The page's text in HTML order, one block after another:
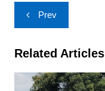
Post
navigation
Prev
Related Articles